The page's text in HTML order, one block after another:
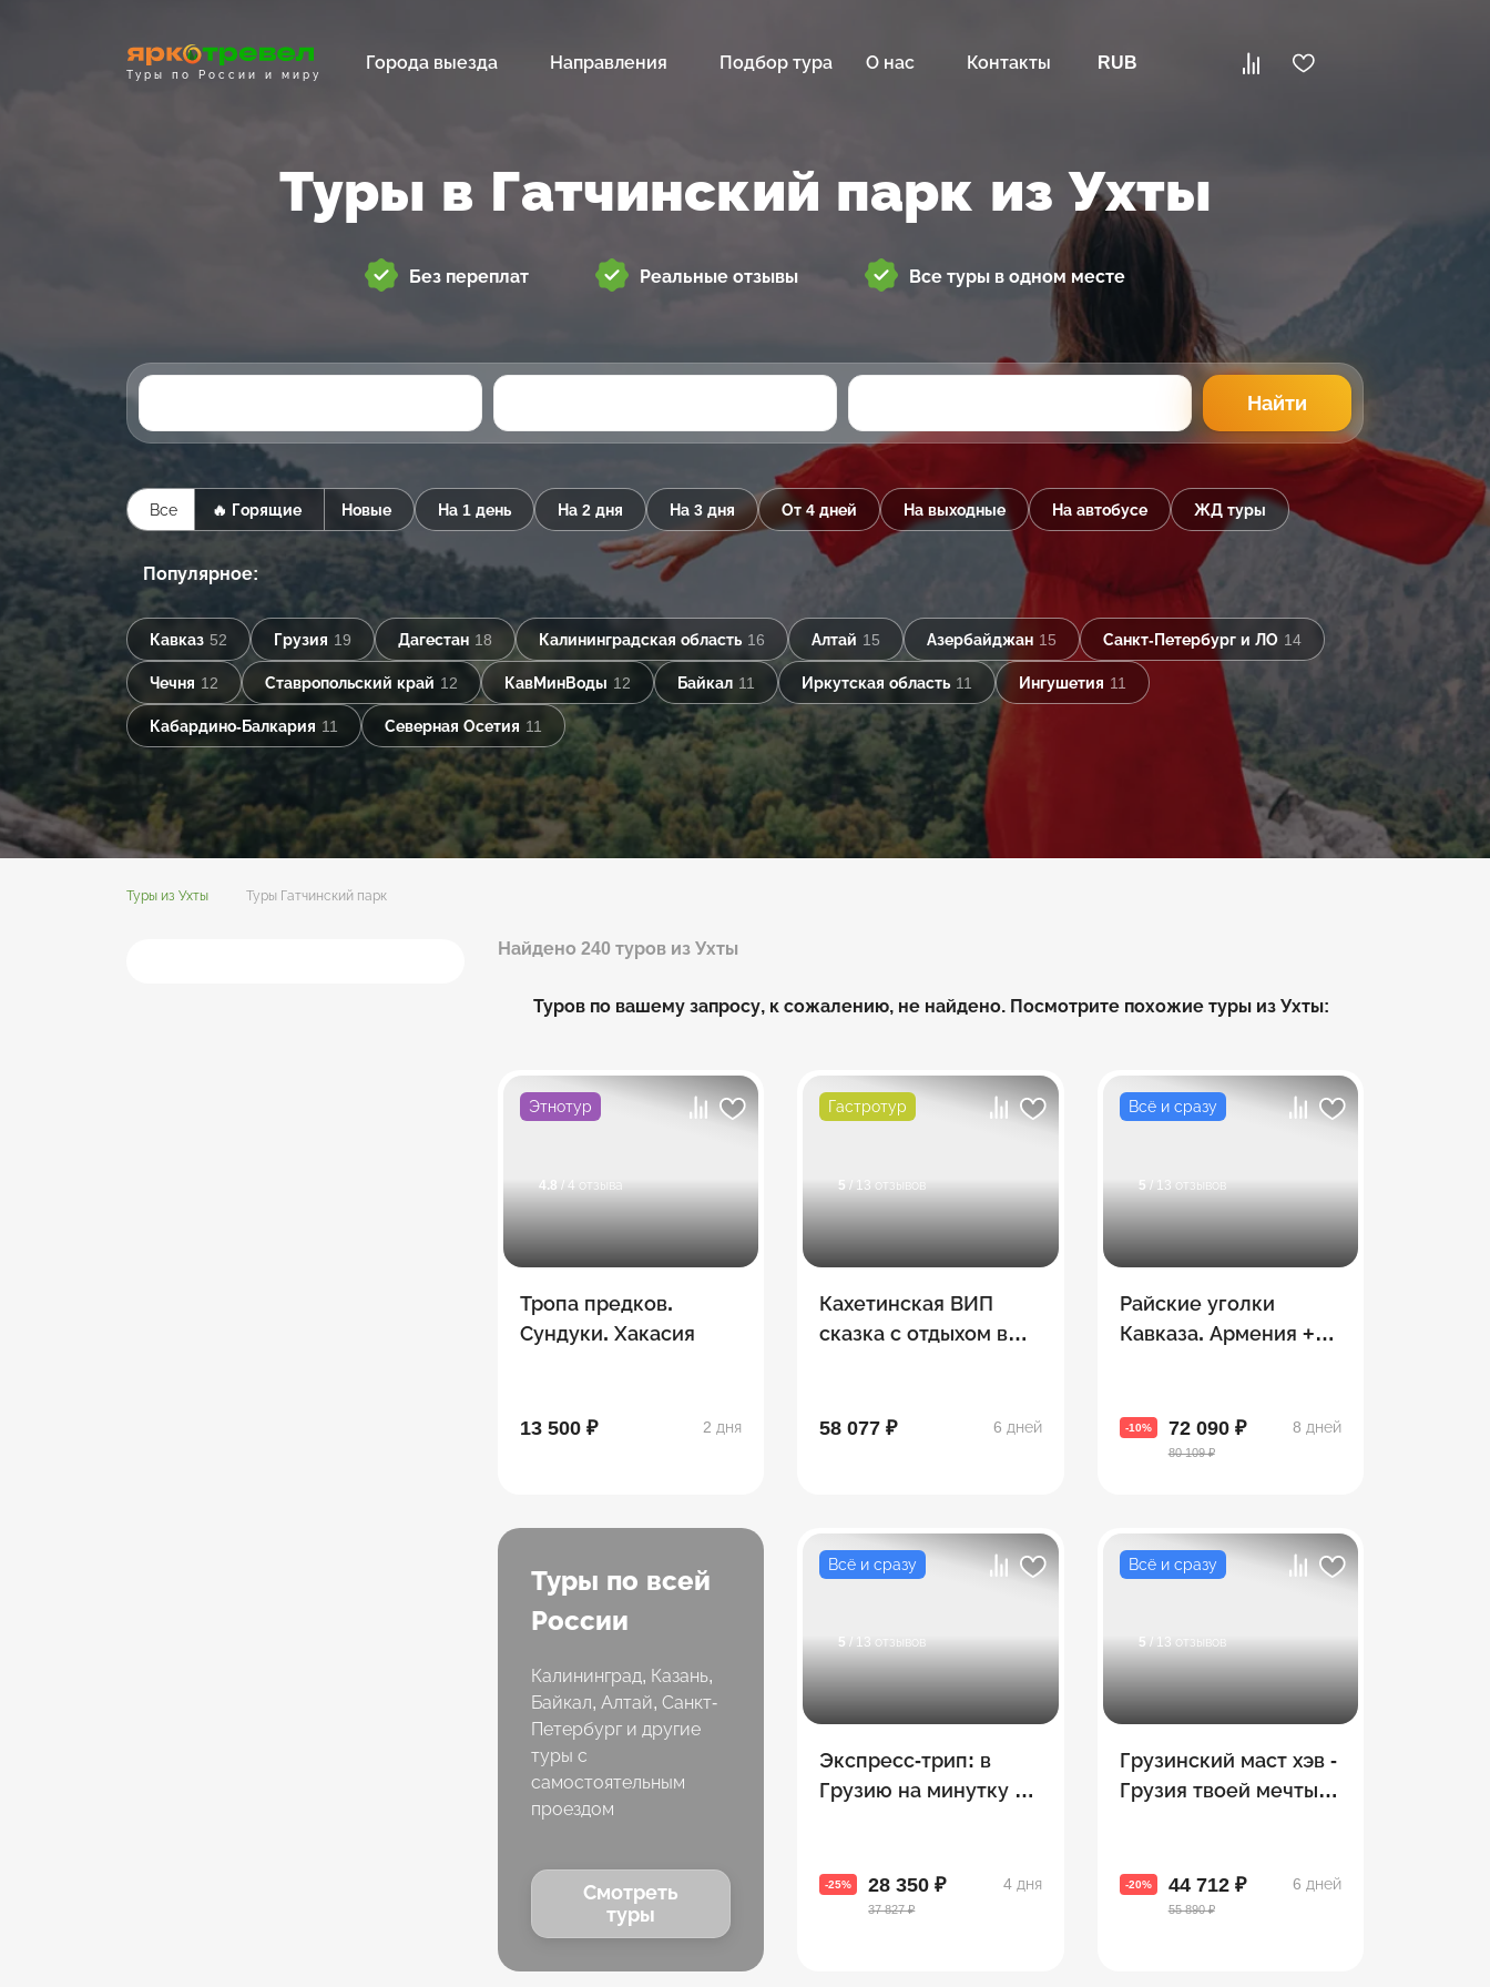
Туры по России и миру
Города выезда Направления Подбор тура О нас Контакты RUB
Туры в Гатчинский парк из Ухты
Без переплат Реальные отзывы Все туры в одном месте
Найти
Все 🔥 Горящие Новые На 1 день На 2 дня На 3 дня От 4 дней На выходные На автобусе ЖД туры
Популярное:
Кавказ 52 Грузия 19 Дагестан 18 Калининградская область 16 Алтай 15 Азербайджан 15 Санкт-Петербург и ЛО 14
Чечня 12 Ставропольский край 12 КавМинВоды 12 Байкал 11 Иркутская область 11 Ингушетия 11
Кабардино-Балкария 11 Северная Осетия 11
Туры из Ухты Туры Гатчинский парк
Найдено 240 туров из Ухты
Туров по вашему запросу, к сожалению, не найдено. Посмотрите похожие туры из Ухты:
Этнотур
4.8 / 4 отзыва
Тропа предков.
Сундуки. Хакасия
13 500 ₽ 2 дня
Гастротур
5 / 13 отзывов
Кахетинская ВИП
сказка с отдыхом в
58 077 ₽
6 дней
Всё и сразу
5 / 13 отзывов
Райские уголки
Кавказа. Армения +
-10% 72 090 ₽
80 109 ₽
8 дней
Туры по всей
России
Калининград, Казань,
Байкал, Алтай, Санкт-
Петербург и другие
туры с
самостоятельным
проездом
Смотреть
туры
Всё и сразу
5 / 13 отзывов
Экспресс-трип: в
Грузию на минутку –
-25% 28 350 ₽
37 827 ₽
4 дня
Всё и сразу
5 / 13 отзывов
Грузинский маст хэв -
Грузия твоей мечты! 8
-20% 44 712 ₽
55 890 ₽
6 дней